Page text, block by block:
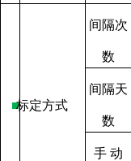
■标定方式
间隔次
数
间隔天
数
手 动